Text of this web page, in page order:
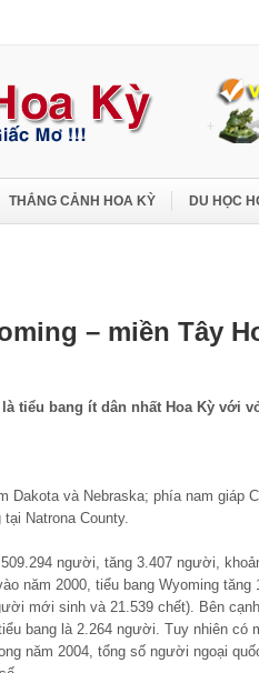
THẮNG CẢNH HOA KỲ DU HỌC
– miền Tây
tiểu bang ít dân nhất Hoa Kỳ với
Dakota và Nebraska; phía nam giáp
Natrona County.
người, tăng 3.407 người,
năm 2000, tiểu bang Wyoming tăng
mới sinh và 21.539 chết). Bên
bang là 2.264 người. Tuy nhiên có
năm 2004, tổng số người ngoại